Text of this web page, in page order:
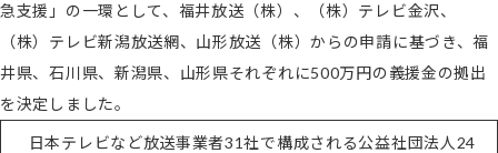
急支援」の一環として、福井放送（株）、（株）テレビ金沢、
（株）テレビ新潟放送網、山形放送（株）からの申請に基づき、福
井県、石川県、新潟県、山形県それぞれに500万円の義援金の拠出
を決定しました。
日本テレビなど放送事業者31社で構成される公益社団法人24